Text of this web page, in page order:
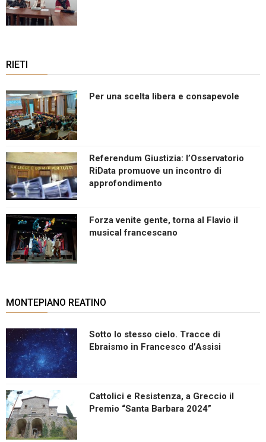
RIETI
Per una scelta libera e consapevole
Referendum Giustizia: l’Osservatorio
RiData promuove un incontro di
approfondimento
Forza venite gente, torna al Flavio il
musical francescano
MONTEPIANO REATINO
Sotto lo stesso cielo. Tracce di
Ebraismo in Francesco d’Assisi
Cattolici e Resistenza, a Greccio il
Premio “Santa Barbara 2024”